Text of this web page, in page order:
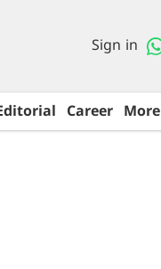
Sign in
Career More